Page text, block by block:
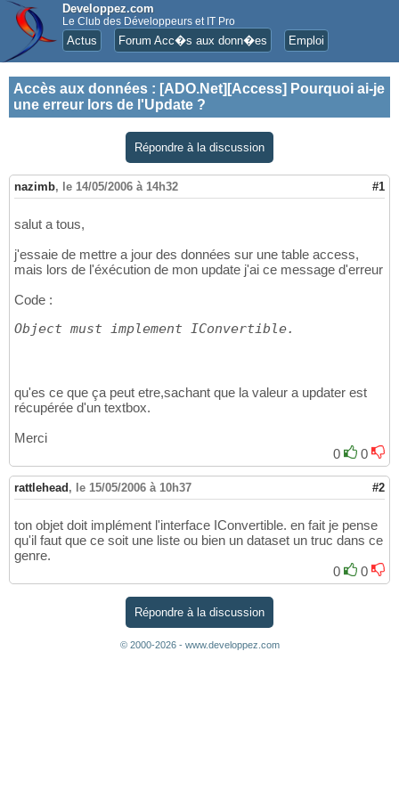
Developpez.com
Le Club des Développeurs et IT Pro
Actus Forum Acc�s aux donn�es Emploi
Accès aux données : [ADO.Net][Access] Pourquoi ai-je
une erreur lors de l'Update ?
Répondre à la discussion
nazimb, le 14/05/2006 à 14h32 #1
salut a tous,
j'essaie de mettre a jour des données sur une table access,
mais lors de l'éxécution de mon update j'ai ce message d'erreur
Code :
Object must implement IConvertible.
qu'es ce que ça peut etre,sachant que la valeur a updater est
récupérée d'un textbox.
Merci
0
0
rattlehead , le 15/05/2006 à 10h37 #2
ton objet doit implément l'interface IConvertible. en fait je pense
qu'il faut que ce soit une liste ou bien un dataset un truc dans ce
genre.
0
0
Répondre à la discussion
© 2000-2026 - www.developpez.com